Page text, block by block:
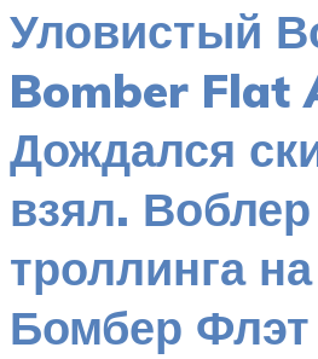
Уловистый
Bomber Flat
Дождался
взял.
троллинга
Бомбер Флэт